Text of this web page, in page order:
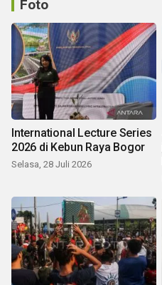
Foto
International Lecture Series
2026 di Kebun Raya Bogor
Selasa, 28 Juli 2026